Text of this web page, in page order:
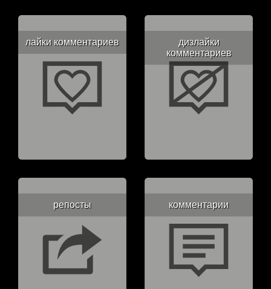
лайки комментариев
дизлайки
комментариев
репосты комментарии